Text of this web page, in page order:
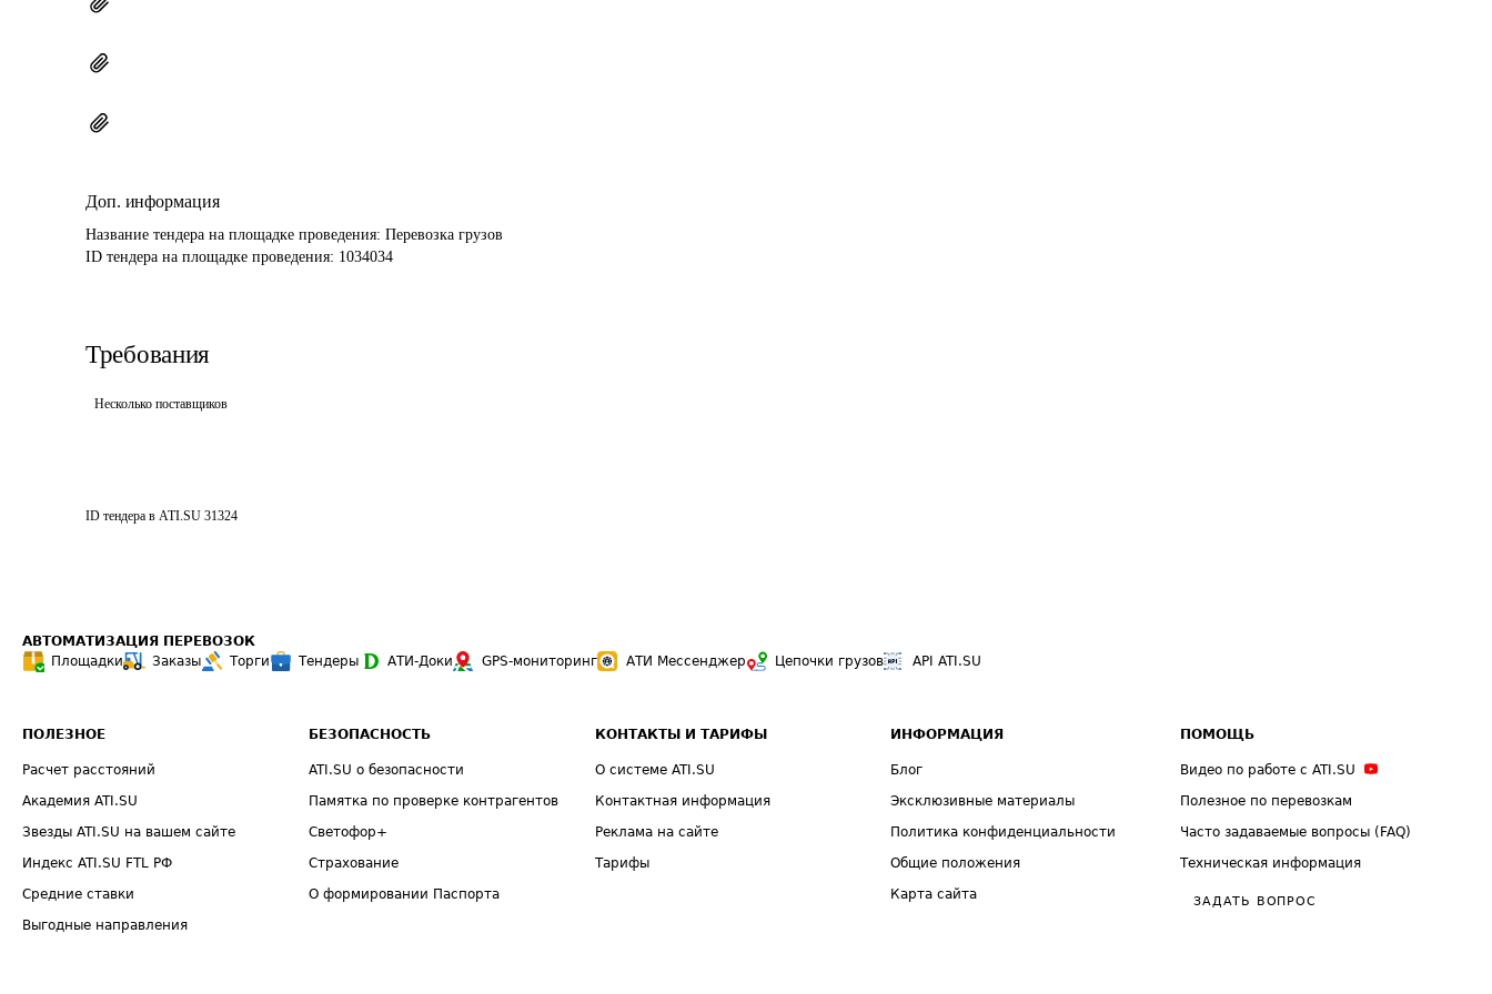
Доп. информация
Название тендера на площадке проведения: Перевозка грузов
ID тендера на площадке проведения: 1034034
Требования
Несколько поставщиков
ID тендера в ATI.SU 31324
АВТОМАТИЗАЦИЯ ПЕРЕВОЗОК
Площадки
Заказы Торги Тендеры АТИ-Доки GPS-мониторинг АТИ Мессенджер Цепочки грузов API ATI.SU
ПОЛЕЗНОЕ
Расчет расстояний
Академия ATI.SU
Звезды ATI.SU на вашем сайте
Индекс ATI.SU FTL РФ
Средние ставки
Выгодные направления
БЕЗОПАСНОСТЬ
ATI.SU о безопасности
Памятка по проверке контрагентов
Светофор+
Страхование
О формировании Паспорта
КОНТАКТЫ И ТАРИФЫ
О системе ATI.SU
Контактная информация
Реклама на сайте
Тарифы
ИНФОРМАЦИЯ
Блог
Эксклюзивные материалы
Политика конфиденциальности
Общие положения
Карта сайта
ПОМОЩЬ
Видео по работе с ATI.SU
Полезное по перевозкам
Часто задаваемые вопросы (FAQ)
Техническая информация
ЗАДАТЬ ВОПРОС